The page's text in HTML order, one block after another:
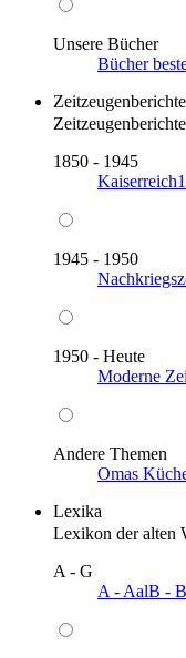
Unsere Bücher
Bücher
Zeitzeugenberichte
1850 - 1945
Kaiserreich
1945 - 1950
1950 - Heute
Moderne
Andere Themen
Omas
Lexika
Lexikon der alten
A - G
A - AalB -